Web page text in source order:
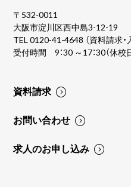
〒532-0011
大阪市淀川区西中島3-12-19
TEL0120-41-4648 （資料請求・
受付時間 9：30 ～17：30（休校
資料請求
お問い合わせ
求人のお申し込み